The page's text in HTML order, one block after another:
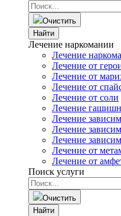
Очистить
Найти
Лечение наркомании
Лечение
Лечение от
Лечение от
Лечение от
Лечение от соли
Лечение
Лечение
Лечение
Лечение
Лечение от
Лечение от
Поиск услуги
Очистить
Найти